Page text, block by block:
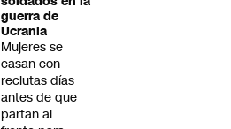
guerra de
Ucrania
Mujeres se
casan con
reclutas días
antes de que
partan al